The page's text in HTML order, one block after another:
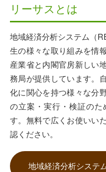
リーサスとは
地域経済分析システム（
生の様々な取り組みを情
産業省と内閣官房新しい
務局が提供しています。
化に関心を持つ様々な分
の立案・実行・検証の
す。無料で広くお使いい
認ください。
地域経済分析システ